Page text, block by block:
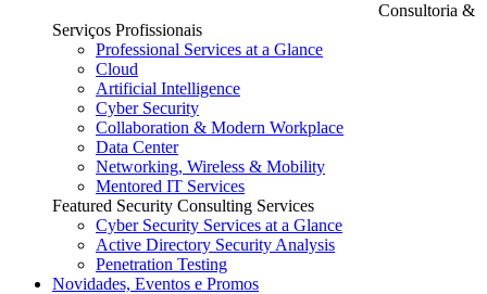
Consultoria &
Serviços Profissionais
Professional Services at a Glance
Cloud
Artificial Intelligence
Cyber Security
Collaboration & Modern Workplace
Data Center
Networking, Wireless & Mobility
Mentored IT Services
Featured Security Consulting Services
Cyber Security Services at a Glance
Active Directory Security Analysis
Penetration Testing
Novidades, Eventos e Promos